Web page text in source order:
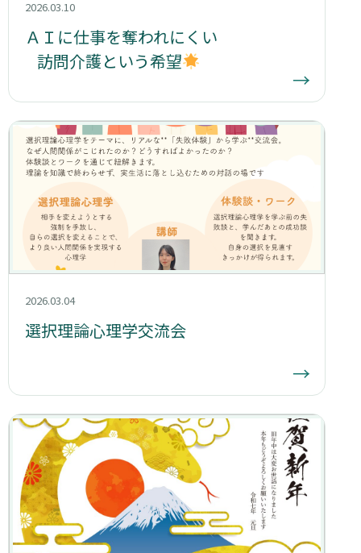
2026.03.10
ＡＩに仕事を奪われにくい
訪問介護という希望
→
2026.03.04
選択理論心理学交流会
→